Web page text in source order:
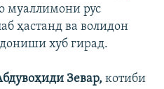
муаллимони рус
ҳастанд ва волидон
хуб гирад.
Зевар, котиби